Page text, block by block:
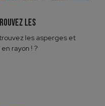
les
les asperges et
rayon ! ?